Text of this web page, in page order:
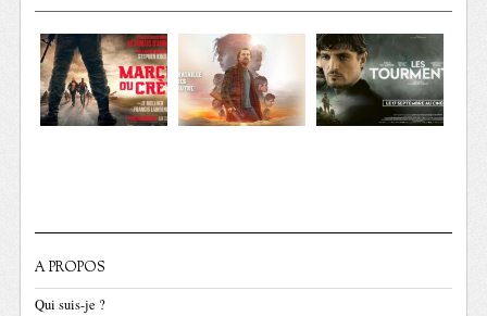
A PROPOS
Qui suis-je ?